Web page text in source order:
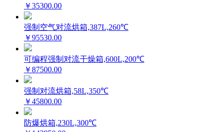
￥35300.00
强制空气对流烘箱,387L,260℃
￥95530.00
可编程强制对流干燥箱,600L,200℃
￥87500.00
强制对流烘箱,58L,350℃
￥45800.00
防爆烘箱,230L,300℃